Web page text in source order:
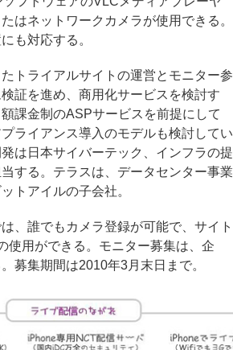
はネットワークカメラが使用できる。
も対応する。
トライアルサイトの運営とモニター参
証を進め、商用化サービスを検討す
課金制のASPサービスを前提にして
ライアンス導入のモデルも検討してい
は日本サイバーテック、インフラの提
する。テラスは、データセンター事業
トアイルの子会社。
、誰でもカメラ登録が可能で、サイト
使用ができる。モニター募集は、企
募集期間は2010年3月末日まで。